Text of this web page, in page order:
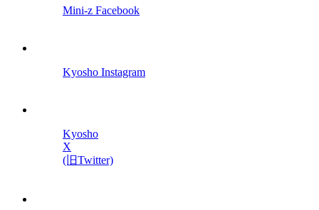
Mini-z Facebook
Kyosho Instagram
Kyosho
X
(旧Twitter)